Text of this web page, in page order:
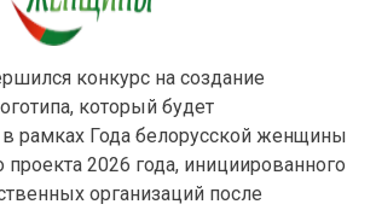
конкурс на создание
который будет
в рамках Года белорусской женщины
проекта 2026 года, инициированного
организаций после